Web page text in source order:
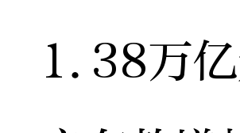
1.38万亿